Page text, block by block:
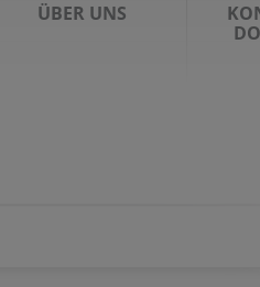
ÜBER UNS